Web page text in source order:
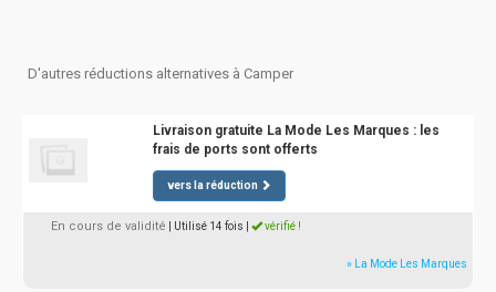
D'autres réductions alternatives à Camper
Livraison gratuite La Mode Les Marques : les
frais de ports sont offerts
vers la réduction
En cours de validité | Utilisé 14 fois vérifié !
» La Mode Les Marques